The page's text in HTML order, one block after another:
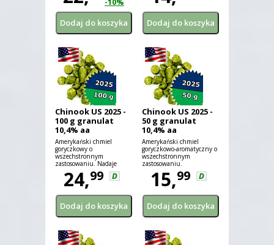
Chinook US 2025 -
100 g granulat
10,4% aa
Amerykański chmiel
goryczkowy o
wszechstronnym
zastosowaniu. Nadaje
piwu nieco grejpfrutowy
aromat.
24,99 D
Chinook US 2025 -
50 g granulat
10,4% aa
Amerykański chmiel
goryczkowo-aromatyczny o
wszechstronnym
zastosowaniu.
15,99 D